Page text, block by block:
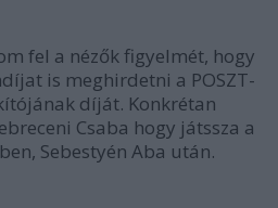
fel a nézők figyelmét, hogy
is meghirdetni a POSZT-
díját. Konkrétan
Csaba hogy játssza a
Sebestyén Aba után.